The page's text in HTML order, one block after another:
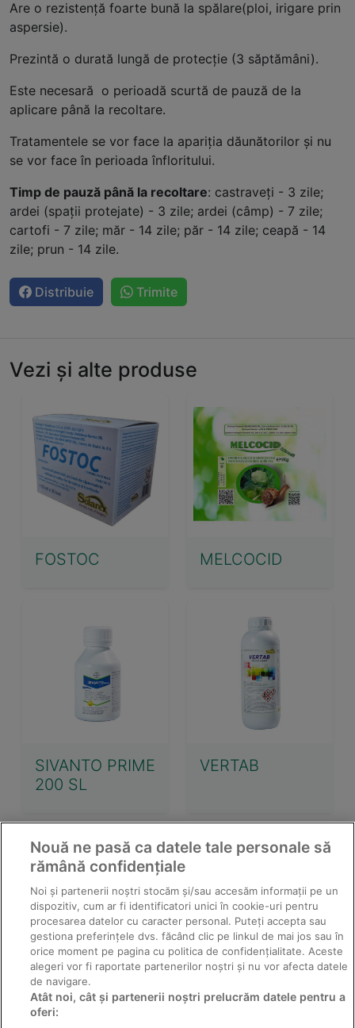
Are o rezistenţă foarte bună la spălare(ploi, irigare prin
aspersie).
Prezintă o durată lungă de protecţie (3 săptămâni).
Este necesară o perioadă scurtă de pauză de la
aplicare până la recoltare.
Tratamentele se vor face la apariţia dăunătorilor şi nu
se vor face în perioada înfloritului.
Timp de pauză până la recoltare: castraveţi - 3 zile;
ardei (spaţii protejate) - 3 zile; ardei (câmp) - 7 zile;
cartofi - 7 zile; măr - 14 zile; păr - 14 zile; ceapă - 14
zile; prun - 14 zile.
Distribuie Trimite
Vezi și alte produse
FOSTOC MELCOCID
SIVANTO PRIME
200 SL
VERTAB
TALENT BLUE
VIERMOCID 1.5
GR
Nouă ne pasă ca datele tale personale să
rămână confidențiale
Noi și partenerii noștri stocăm și/sau accesăm informații pe un
dispozitiv, cum ar fi identificatori unici în cookie-uri pentru
procesarea datelor cu caracter personal. Puteți accepta sau
gestiona preferințele dvs. făcând clic pe linkul de mai jos sau în
orice moment pe pagina cu politica de confidențialitate. Aceste
alegeri vor fi raportate partenerilor noștri și nu vor afecta datele
de navigare.
Atât noi, cât și partenerii noștri prelucrăm datele pentru a
oferi: